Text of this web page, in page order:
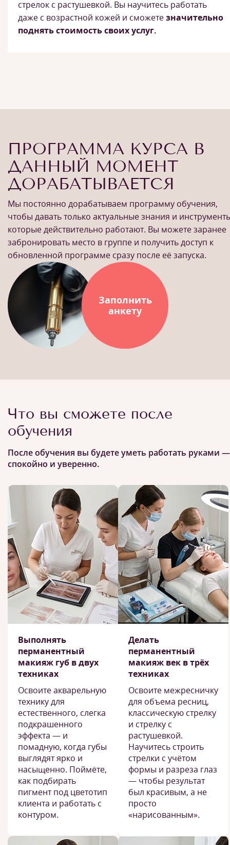
стрелок с растушевкой. Вы научитесь работать
даже с возрастной кожей и сможетезначительно
поднять стоимость своих услуг.
ПРОГРАММА КУРСА В
ДАННЫЙ МОМЕНТ
ДОРАБАТЫВАЕТСЯ
Мы постоянно дорабатываем программу обучения,
чтобы давать только актуальные знания и
которые действительно работают. Вы можете заранее
забронировать место в группе и получить доступ к
обновленной программе сразу после её запуска.
Заполнить
анкету
Что вы сможете после
обучения
После обучения вы будете уметь работать руками —
спокойно и уверенно.
Выполнять
перманентный
макияж губ в двух
техниках
Освоите акварельную
технику для
естественного, слегка
подкрашенного
эффекта — и
помадную, когда губы
выглядят ярко и
насыщенно. Поймёте,
как подбирать
пигмент под цветотип
клиента и работать с
контуром.
Делать
перманентный
макияж век в трёх
техниках
Освоите межресничку
для объема ресниц,
классическую стрелку
и стрелку с
растушевкой.
Научитесь строить
стрелки с учётом
формы и разреза глаз
— чтобы результат
был красивым, а не
просто
«нарисованным».